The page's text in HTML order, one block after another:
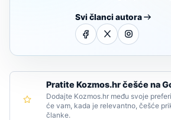
Svi članci autora
Pratite Kozmos.hr češće na
Dodajte Kozmos.hr među svoje
će vam, kada je relevantno, češće
članke.